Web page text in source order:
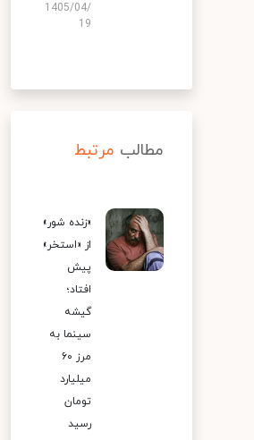
1405/04/
19
مطالب مرتبط
«زنده شور»
از «استخر»
پیش
افتاد؛
گیشه
سینما به
مرز ۶۰
میلیارد
تومان
رسید